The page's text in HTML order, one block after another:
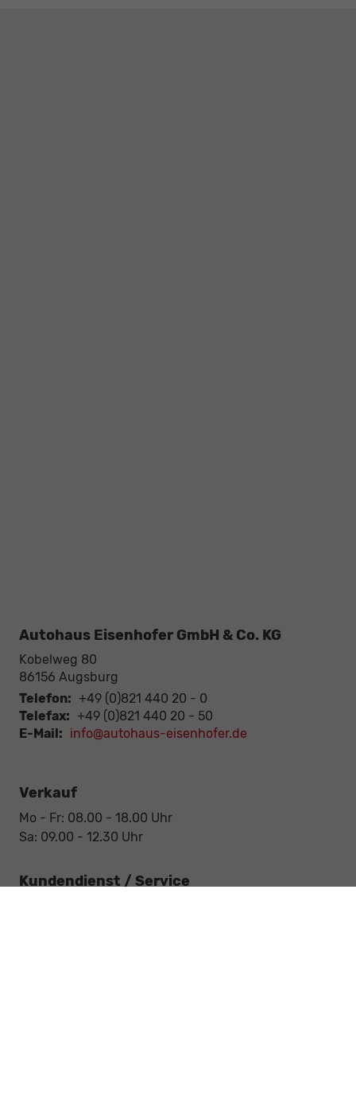
Autohaus Eisenhofer GmbH & Co. KG
Kobelweg 80
86156 Augsburg
Telefon: +49 (0)821 440 20 - 0
Telefax: +49 (0)821 440 20 - 50
E-Mail: info@autohaus-eisenhofer.de
Verkauf
Mo - Fr: 08.00 - 18.00 Uhr
Sa: 09.00 - 12.30 Uhr
Kundendienst / Service